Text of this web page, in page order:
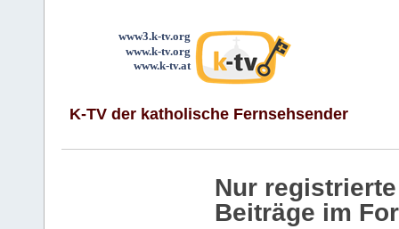
www3.k-tv.org
www.k-tv.org
www.k-tv.at
K-TV der katholische Fernsehsender
Nur
Beiträge im